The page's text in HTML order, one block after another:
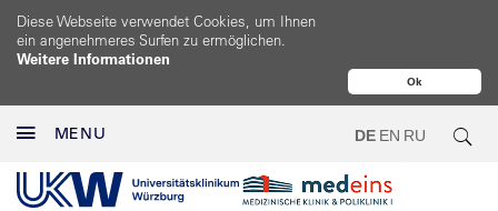
Ok
Diese Webseite verwendet Cookies, um Ihnen
ein angenehmeres Surfen zu ermöglichen.
Weitere Informationen
MENU DE EN RU